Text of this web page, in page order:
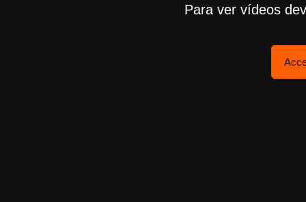
Para ver vídeos